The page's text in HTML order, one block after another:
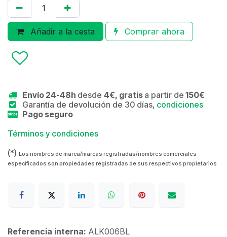
Añadir a la cesta Comprar ahora
Envío 24-48h desde 4€, gratis a partir de 150€
Garantía de devolución de 30 días, condiciones
Pago seguro
Términos y condiciones
(*) Los nombres de marca/marcas registradas/nombres comerciales
especificados son propiedades registradas de sus respectivos propietarios
Referencia interna: ALK006BL